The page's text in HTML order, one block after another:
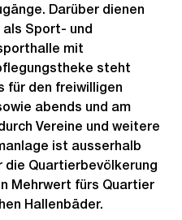
Darüber dienen
Sport- und
mit
steht
für den freiwilligen
abends und am
Vereine und weitere
ist ausserhalb
die Quartierbevölkerung
Mehrwert fürs Quartier
Hallenbäder.